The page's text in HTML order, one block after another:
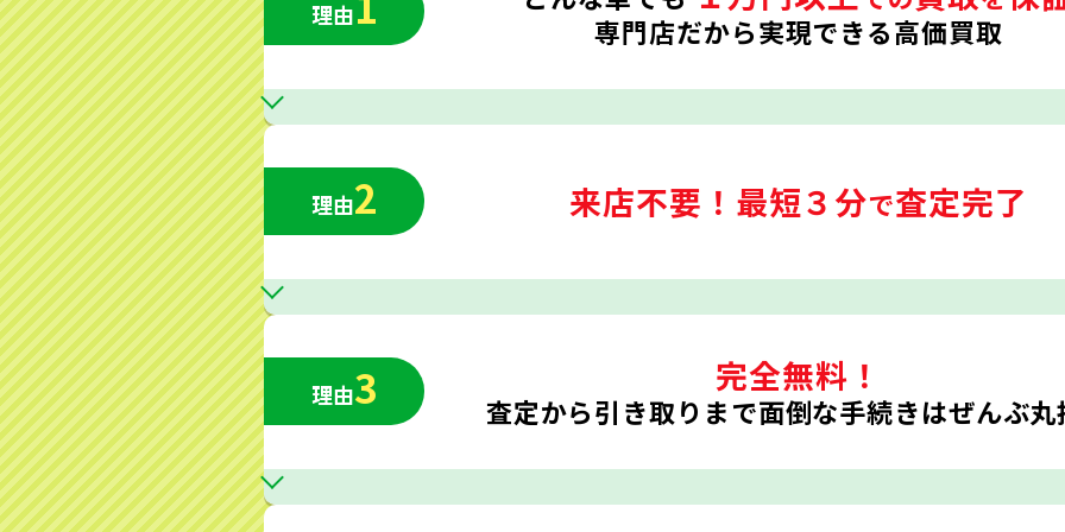
理由 専門店だから実現できる高価買取
理由2 来店不要！ 最短３分で査定完了
理由3 完全無料！
査定から引き取りまで面倒な手続きはぜんぶ